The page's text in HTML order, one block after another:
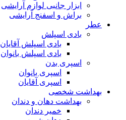
ابزار جانبی لوازم آرایشی
براش و اسفنج آرایشی
عطر
بادی اسپلش
بادی اسپلش آقایان
بادی اسپلش بانوان
اسپری بدن
اسپری بانوان
اسپری آقایان
بهداشت شخصی
بهداشت دهان و دندان
خمیر دندان